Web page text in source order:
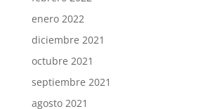
enero 2022
diciembre 2021
octubre 2021
septiembre 2021
agosto 2021